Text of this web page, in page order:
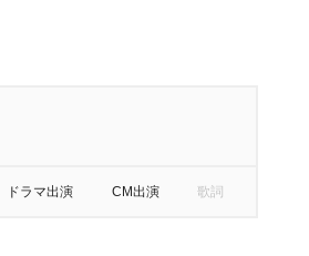
ドラマ出演 CM出演 歌詞